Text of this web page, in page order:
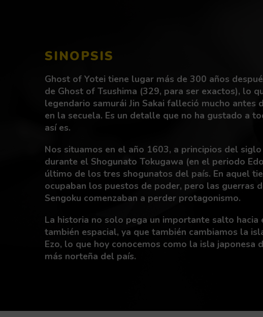
SINOPSIS
Ghost of Yotei tiene lugar más de 300 años
de Ghost of Tsushima (329, para ser exactos), lo
legendario samurái Jin Sakai falleció mucho antes
en la secuela. Es un detalle que no ha gustado a
así es.
Nos situamos en el año 1603, a principios del siglo
durante el Shogunato Tokugawa (en el periodo
último de los tres shogunatos del país. En aquel
ocupaban los puestos de poder, pero las guerras
Sengoku comenzaban a perder protagonismo.
La historia no solo pega un importante salto hacia
también espacial, ya que también cambiamos la
Ezo, lo que hoy conocemos como la isla japonesa
más norteña del país.